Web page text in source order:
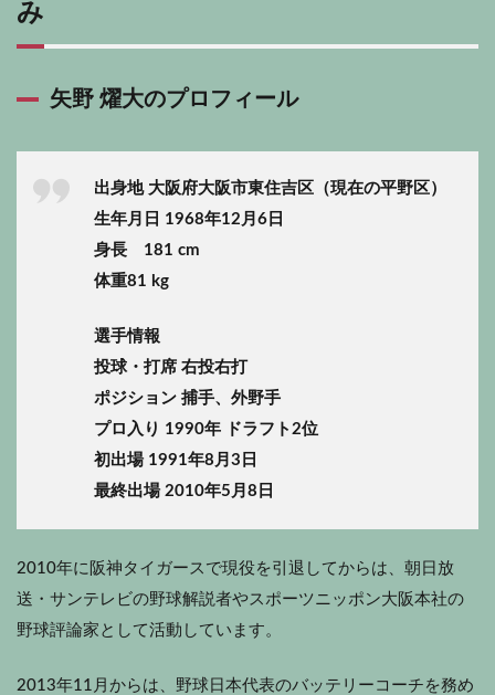
み
矢野 燿大のプロフィール
出身地 大阪府大阪市東住吉区（現在の平野区）
生年月日 1968年12月6日
身長 181 cm
体重81 kg
選手情報
投球・打席 右投右打
ポジション 捕手、外野手
プロ入り 1990年 ドラフト2位
初出場 1991年8月3日
最終出場 2010年5月8日
2010年に阪神タイガースで現役を引退してからは、朝日放
送・サンテレビの野球解説者やスポーツニッポン大阪本社の
野球評論家として活動しています。
2013年11月からは、野球日本代表のバッテリーコーチを務め